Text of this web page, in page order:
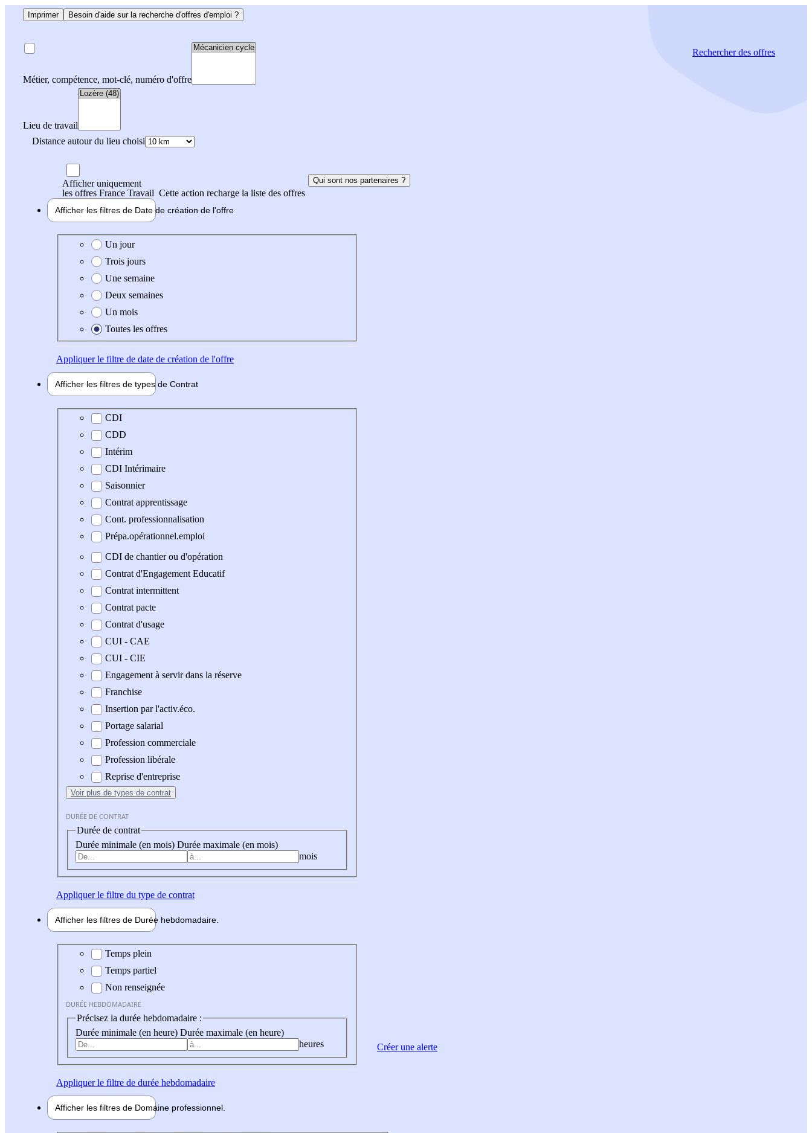
Imprimer Besoin d'aide sur la recherche d'offres d'emploi ?
Métier, compétence, mot-clé, numéro d'offre
Lieu de travail
Distance autour du lieu choisi
Rechercherdes offres
Afficher uniquement
les offres France Travail Cette action recharge la liste des offres
Qui sont nos partenaires ?
Afficher les filtres de Date de création de l'offre
Date de création de l'offre
Un jour
Trois jours
Une semaine
Deux semaines
Un mois
Toutes les offres
Appliquerle filtre de date de création de l'offre
Afficher les filtres de types de Contrat
Type de contrat
CDI
CDD
Intérim
CDI Intérimaire
Saisonnier
Contrat apprentissage
Cont. professionnalisation
Prépa.opérationnel.emploi
CDI de chantier ou d'opération
Contrat d'Engagement Educatif
Contrat intermittent
Contrat pacte
Contrat d'usage
CUI - CAE
CUI - CIE
Engagement à servir dans la réserve
Franchise
Insertion par l'activ.éco.
Portage salarial
Profession commerciale
Profession libérale
Reprise d'entreprise
Voir plus de types de contrat
DURÉE DE CONTRAT
Durée de contrat
Durée minimale (en mois) Durée maximale (en mois)
mois
Appliquerle filtre du type de contrat
Afficher les filtres de Durée hebdomadaire
Durée hebdomadaire
Temps plein
Temps partiel
Non renseignée
DURÉE HEBDOMADAIRE
Précisez la durée hebdomadaire :
Durée minimale (en heure) Durée maximale (en heure)
heures
Appliquerle filtre de durée hebdomadaire
Afficher les filtres de Domaine professionnel
Créer une alerte